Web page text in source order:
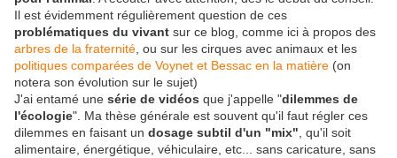
Il est évidemment régulièrement question de ces
problématiques du vivant sur ce blog, comme ici à propos des
arbres de la fraternité , ou sur les cirques avec animaux et les
politiques comparées de Voynet et Bessac en la matière (on
notera son évolution sur le sujet)
J'ai entamé une série de vidéos que j'appelle "dilemmes de
l'écologie". Ma thèse générale est souvent qu'il faut régler ces
dilemmes en faisant un dosage subtil d'un "mix" , qu'il soit
alimentaire, énergétique, véhiculaire, etc... sans caricature, sans